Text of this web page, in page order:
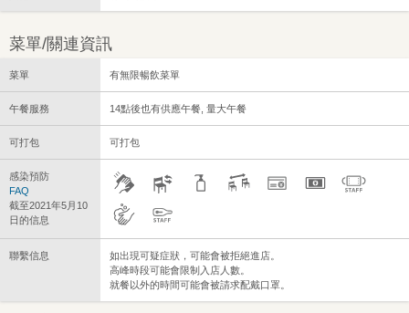
菜單/關連資訊
菜單 有無限暢飲菜單
午餐服務 14點後也有供應午餐, 量大午餐
可打包 可打包
感染預防
FAQ
截至2021年5月10
日的信息
聯繫信息
如出現可疑症狀，可能會被拒絕進店。
高峰時段可能會限制入店人數。
就餐以外的時間可能會被請求配戴口罩。